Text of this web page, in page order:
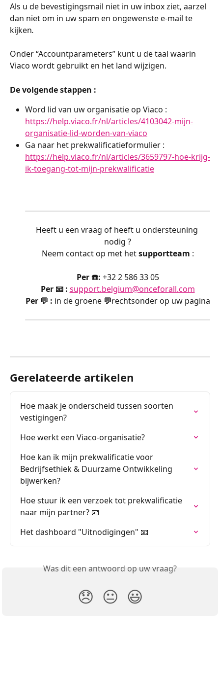
Als u de bevestigingsmail niet in uw inbox ziet, aarzel
dan niet om in uw spam en ongewenste e-mail te
kijken.
Onder “Accountparameters” kunt u de taal waarin
Viaco wordt gebruikt en het land wijzigen.
De volgende stappen :
Word lid van uw organisatie op Viaco :
https://help.viaco.fr/nl/articles/4103042-mijn-
organisatie-lid-worden-van-viaco
Ga naar het prekwalificatieformulier :
https://help.viaco.fr/nl/articles/3659797-hoe-krijg-
ik-toegang-tot-mijn-prekwalificatie
Heeft u een vraag of heeft u ondersteuning
nodig ?
Neem contact op met het supportteam :
Per ☎️: +32 2 586 33 05
Per 📧 : support.belgium@onceforall.com
Per 💬 : in de groene 💬rechtsonder op uw pagina
Gerelateerde artikelen
Hoe maak je onderscheid tussen soorten
vestigingen?
Hoe werkt een Viaco-organisatie?
Hoe kan ik mijn prekwalificatie voor
Bedrijfsethiek & Duurzame Ontwikkeling
bijwerken?
Hoe stuur ik een verzoek tot prekwalificatie
naar mijn partner? 📧
Het dashboard "Uitnodigingen" 📧
Was dit een antwoord op uw vraag?
😞 😐 😃